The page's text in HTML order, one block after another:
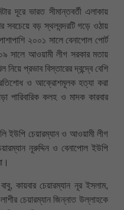
দূরে ভারত সীমান্তবর্তী এলাকায়
বড় স্থলবন্দরটি গড়ে ওঠায়
২০০১ সালে বেনাপোল পোর্ট
সালে আওয়ামী লীগ সরকার মতায়
প্রভাব বিস্তারের দ্বন্দ্বে বেশি
প্রতিশোধ ও আক্রোশমূলক হত্যা করা
পারিবারিক কলহ ও মাদক কারবার
ইউপি চেয়ারম্যান ও আওয়ামী লীগ
নূরুদ্দিন ও বেনাপোল ইউপি
কায়বার চেয়ারম্যান নূর ইসলাম,
চেয়ারম্যান জিন্নাত উল্লাহকে